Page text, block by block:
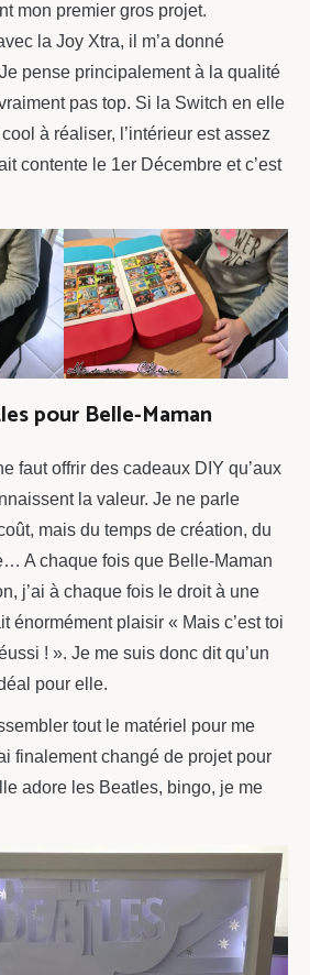
mon premier gros projet.
la Joy Xtra, il m’a donné
pense principalement à la qualité
pas top. Si la Switch en elle
à réaliser, l’intérieur est assez
contente le 1er Décembre et c’est
pour Belle-Maman
faut offrir des cadeaux DIY qu’aux
la valeur. Je ne parle
mais du temps de création, du
A chaque fois que Belle-Maman
j’ai à chaque fois le droit à une
énormément plaisir « Mais c’est toi
! ». Je me suis donc dit qu’un
pour elle.
tout le matériel pour me
finalement changé de projet pour
adore les Beatles, bingo, je me